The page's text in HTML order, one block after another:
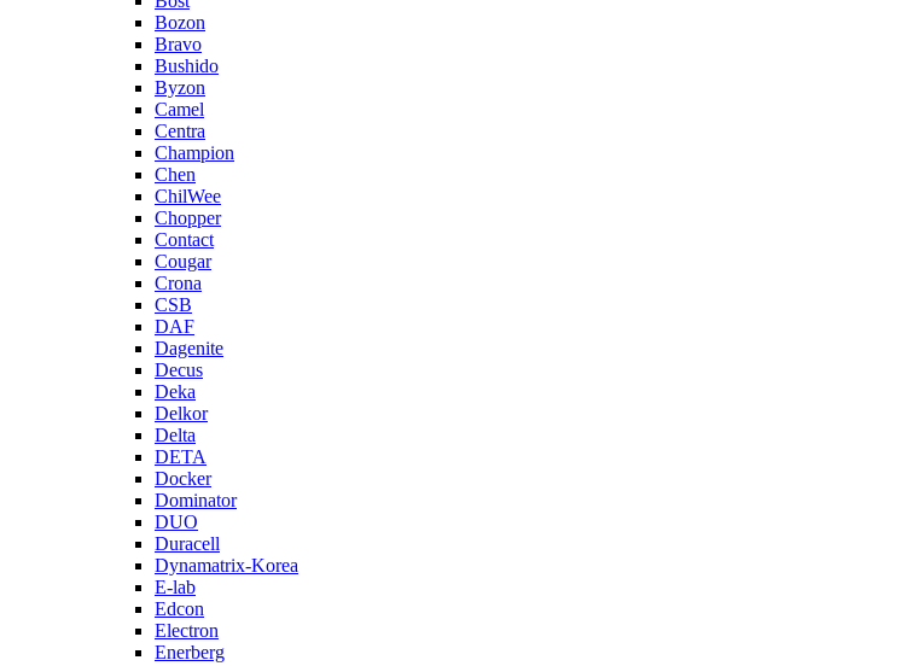
Bozon
Bravo
Bushido
Byzon
Camel
Centra
Champion
Chen
ChilWee
Chopper
Contact
Cougar
Crona
CSB
DAF
Dagenite
Decus
Deka
Delkor
Delta
DETA
Docker
Dominator
DUO
Duracell
Dynamatrix-Korea
E-lab
Edcon
Electron
Enerberg